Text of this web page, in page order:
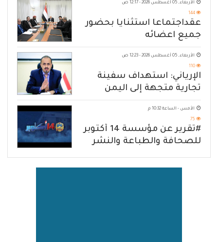
الأربعاء, 05 أغسطس 2026 - 12:17 ص
144
عقداجتماعا استثنايا بحضور
جميع اعضائه
الأربعاء, 05 أغسطس 2026 - 12:23 ص
110
الإرياني: استهداف سفينة
تجارية متجهة إلى اليمن
يكشف حصار الحوثي للشعب
الأمس - الساعة 10:32 م
75
#تقرير عن مؤسسة 14 أكتوبر
للصحافة والطباعة والنشر